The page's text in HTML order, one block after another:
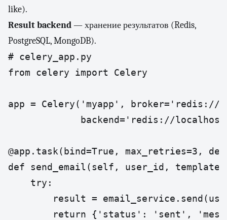
like).
Result backend— хранение результатов (Redis,
PostgreSQL, MongoDB).
# celery_app.py
from celery import Celery
app = Celery('myapp', broker='redis://
backend='redis://
@app.task(bind=True, max_retries=3,
def send_email(self, user_id,
    try:
result =
return {'status': 'sent',